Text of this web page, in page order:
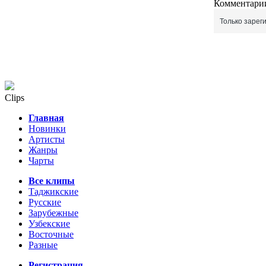
Только
Clips
Главная
Новинки
Артисты
Жанры
Чарты
Все клипы
Таджикские
Русские
Зарубежные
Узбекские
Восточные
Разные